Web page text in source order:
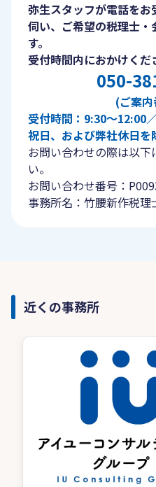
弥生スタッフが電話をお
伺い、ご希望の税理士
す。
受付時間内におかけくだ
050-
(ご案
受付時間：9:30〜12:00
祝日、および弊社休日を
お問い合わせの際は以
い。
お問い合わせ番号：
事務所名：竹腰新作税理
近くの事務所